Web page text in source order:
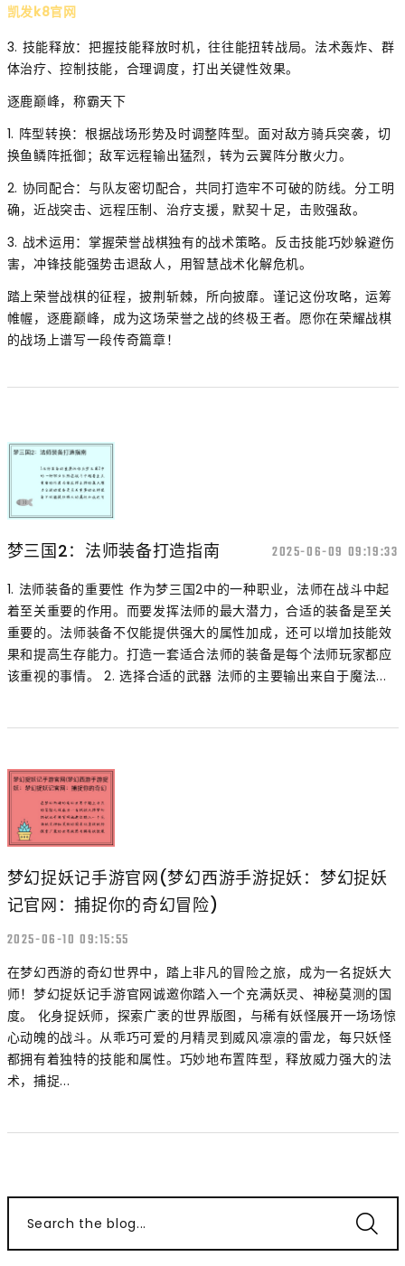
凯发k8官网
3. 技能释放：把握技能释放时机，往往能扭转战局。法术轰炸、群
体治疗、控制技能，合理调度，打出关键性效果。
逐鹿巅峰，称霸天下
1. 阵型转换：根据战场形势及时调整阵型。面对敌方骑兵突袭，切
换鱼鳞阵抵御；敌军远程输出猛烈，转为云翼阵分散火力。
2. 协同配合：与队友密切配合，共同打造牢不可破的防线。分工明
确，近战突击、远程压制、治疗支援，默契十足，击败强敌。
3. 战术运用：掌握荣誉战棋独有的战术策略。反击技能巧妙躲避伤
害，冲锋技能强势击退敌人，用智慧战术化解危机。
踏上荣誉战棋的征程，披荆斩棘，所向披靡。谨记这份攻略，运筹
帷幄，逐鹿巅峰，成为这场荣誉之战的终极王者。愿你在荣耀战棋
的战场上谱写一段传奇篇章！
梦三国2：法师装备打造指南 2025-06-09 09:19:33
1. 法师装备的重要性 作为梦三国2中的一种职业，法师在战斗中起
着至关重要的作用。而要发挥法师的最大潜力，合适的装备是至关
重要的。法师装备不仅能提供强大的属性加成，还可以增加技能效
果和提高生存能力。打造一套适合法师的装备是每个法师玩家都应
该重视的事情。 2. 选择合适的武器 法师的主要输出来自于魔法...
梦幻捉妖记手游官网(梦幻西游手游捉妖：梦幻捉妖
记官网：捕捉你的奇幻冒险)
2025-06-10 09:15:55
在梦幻西游的奇幻世界中，踏上非凡的冒险之旅，成为一名捉妖大
师！梦幻捉妖记手游官网诚邀你踏入一个充满妖灵、神秘莫测的国
度。 化身捉妖师，探索广袤的世界版图，与稀有妖怪展开一场场惊
心动魄的战斗。从乖巧可爱的月精灵到威风凛凛的雷龙，每只妖怪
都拥有着独特的技能和属性。巧妙地布置阵型，释放威力强大的法
术，捕捉...
Search the blog...